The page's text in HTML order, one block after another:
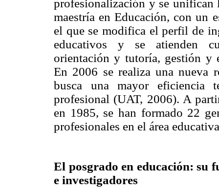
profesionalización y se unifican
maestría en Educación, con un
el que se modifica el perfil de
educativos y se atienden
orientación y tutoría, gestión y
En 2006 se realiza una nueva
busca una mayor
profesional (UAT, 2006). A
en 1985, se han formado 22
profesionales en el área
El posgrado en educación: su
e investigadores